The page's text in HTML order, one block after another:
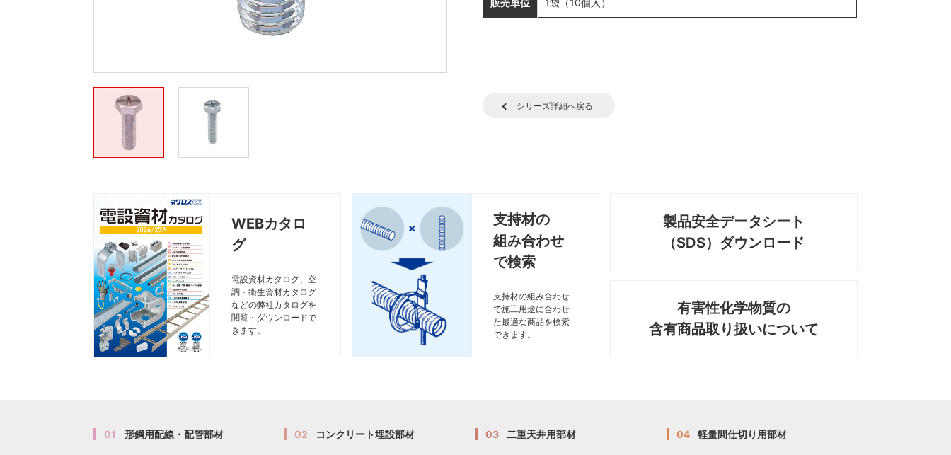
販売単位 1袋（10個入）
シリーズ詳細へ戻る
WEBカタロ
グ
電設資材カタログ、空
調・衛生資材カタログ
などの弊社カタログを
閲覧・ダウンロードで
きます。
支持材の
組み合わせ
で検索
支持材の組み合わせ
で施工用途に合わせ
た最適な商品を検索
できます。
製品安全データシート
（SDS）ダウンロード
有害性化学物質の
含有商品取り扱いについて
01 形鋼用配線・配管部材 02 コンクリート埋設部材 03 二重天井用部材 04 軽量間仕切り用部材